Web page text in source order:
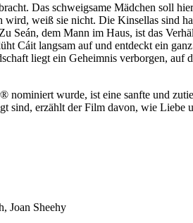
Das schweigsame Mädchen soll
weiß sie nicht. Die Kinsellas sind
dem Mann im Haus, ist das
Cáit langsam auf und entdeckt ein
liegt ein Geheimnis verborgen,
wurde, ist eine sanfte und
erzählt der Film davon, wie Liebe
Joan Sheehy